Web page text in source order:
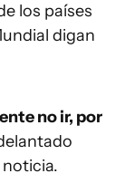
los países
digan
no ir, por